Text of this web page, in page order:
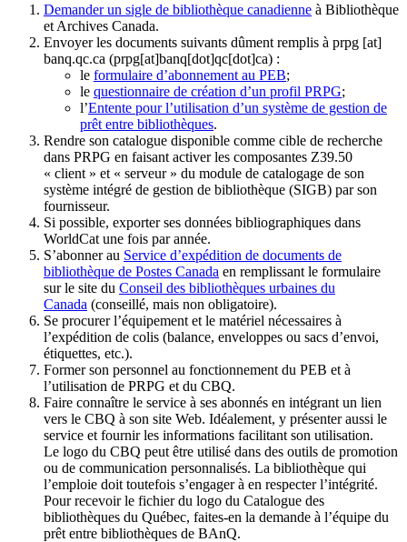
Demander un sigle de bibliothèque canadienne à Bibliothèque
et Archives Canada.
Envoyer les documents suivants dûment remplis à prpg [at]
banq.qc.ca (prpg[at]banq[dot]qc[dot]ca) :
le formulaire d’abonnement au PEB;
le questionnaire de création d’un profil PRPG;
l’Entente pour l’utilisation d’un système de gestion de
prêt entre bibliothèques.
Rendre son catalogue disponible comme cible de recherche
dans PRPG en faisant activer les composantes Z39.50
« client » et « serveur » du module de catalogage de son
système intégré de gestion de bibliothèque (SIGB) par son
fournisseur.
Si possible, exporter ses données bibliographiques dans
WorldCat une fois par année.
S’abonner au Service d’expédition de documents de
bibliothèque de Postes Canada en remplissant le formulaire
sur le site du Conseil des bibliothèques urbaines du
Canada (conseillé, mais non obligatoire).
Se procurer l’équipement et le matériel nécessaires à
l’expédition de colis (balance, enveloppes ou sacs d’envoi,
étiquettes, etc.).
Former son personnel au fonctionnement du PEB et à
l’utilisation de PRPG et du CBQ.
Faire connaître le service à ses abonnés en intégrant un lien
vers le CBQ à son site Web. Idéalement, y présenter aussi le
service et fournir les informations facilitant son utilisation.
Le logo du CBQ peut être utilisé dans des outils de promotion
ou de communication personnalisés. La bibliothèque qui
l’emploie doit toutefois s’engager à en respecter l’intégrité.
Pour recevoir le fichier du logo du Catalogue des
bibliothèques du Québec, faites-en la demande à l’équipe du
prêt entre bibliothèques de BAnQ.